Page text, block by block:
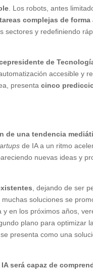
. Los robots, antes
complejas de
sectores y redefiniendo
de
accesible y
presentacinco
de una tendencia
de IA a un ritmo
nuevas ideas y
, dejando de ser
soluciones se
en los próximos años,
plano para optimizar
se presenta como una
IA será capaz de